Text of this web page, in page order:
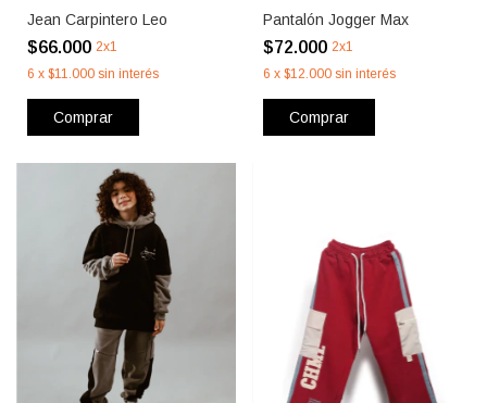
Jean Carpintero Leo
$66.000 2x1
6 x $11.000 sin interés
Comprar
Pantalón Jogger Max
$72.000 2x1
6 x $12.000 sin interés
Comprar